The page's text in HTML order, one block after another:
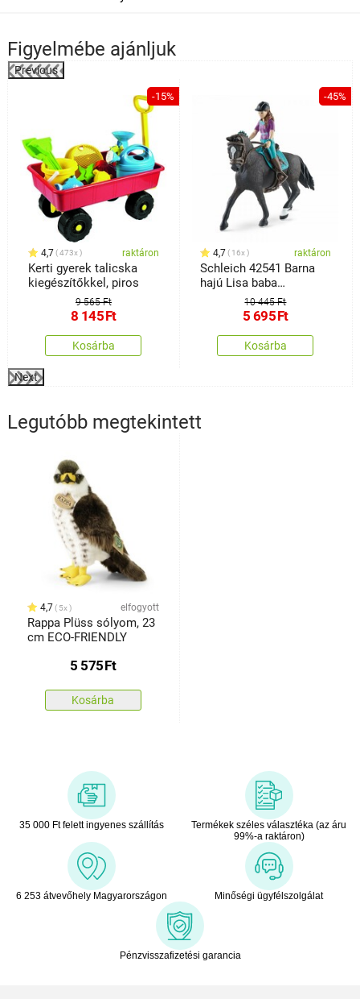
Figyelmébe ajánljuk
Previous
-15%
4,7 473x raktáron
Kerti gyerek talicska
kiegészítőkkel, piros
9 565 Ft
8 145Ft
Kosárba
-45%
4,7 16x raktáron
Schleich 42541 Barna
hajú Lisa baba
mozgatható
végtagokkal Storm
10 445 Ft
5 695Ft
Kosárba
Next
Legutóbb megtekintett
4,7 5x elfogyott
Rappa Plüss sólyom, 23
cm ECO-FRIENDLY
5 575Ft
Kosárba
35 000 Ft felett ingyenes szállítás
Termékek széles választéka (az áru
99%-a raktáron)
6 253 átvevőhely Magyarországon Minőségi ügyfélszolgálat
Pénzvisszafizetési garancia